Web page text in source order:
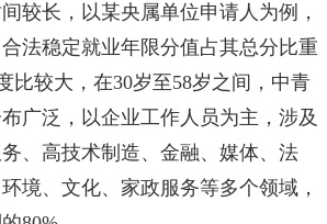
较长，以某央属单位申请人为例，
法稳定就业年限分值占其总分比重
比较大，在30岁至58岁之间，中青
广泛，以企业工作人员为主，涉及
、高技术制造、金融、媒体、法
境、文化、家政服务等多个领域，